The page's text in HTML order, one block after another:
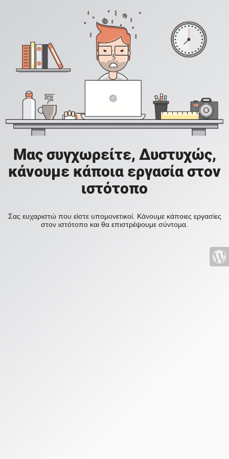
Μας συγχωρείτε, Δυστυχώς,
κάνουμε κάποια εργασία στον
ιστότοπο
Σας ευχαριστώ που είστε υπομονετικοί. Κάνουμε κάποιες εργασίες
στον ιστότοπο και θα επιστρέψουμε σύντομα.